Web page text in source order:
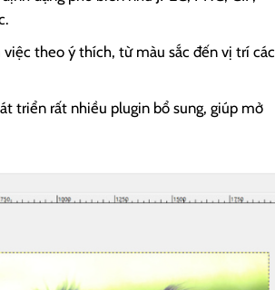
theo ý thích, từ màu sắc đến vị trí các
triển rất nhiều plugin bổ sung, giúp mở